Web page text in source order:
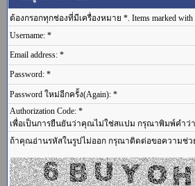
ต้องกรอกทุกช่องที่มีเครื่องหมาย *. Items marked with a
Username: *
Email address: *
Password: *
Password ใหม่อีกครั้ง(Again): *
Authorization Code: *
เพื่อเป็นการยืนยันว่าคุณไม่ใช่สแปม กรุณาพิมพ์คำว่า
ถ้าคุณอ่านรหัสในรูปไม่ออก กรุณาติดต่อขอความช่ว